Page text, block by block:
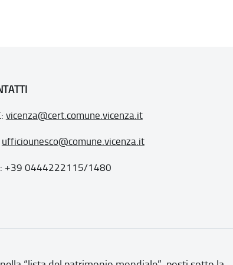
vicenza@cert.comune.vicenza.it
ufficiounesco@comune.vicenza.it
+39 0444222115/1480